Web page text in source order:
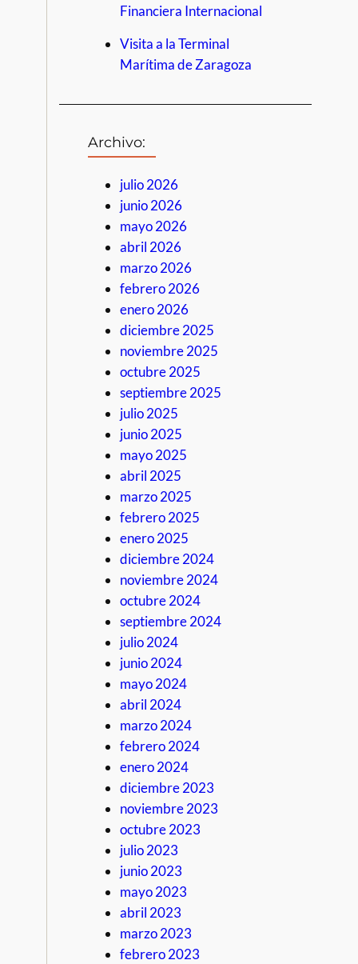
Financiera Internacional
Visita a la Terminal
Marítima de Zaragoza
Archivo:
julio 2026
junio 2026
mayo 2026
abril 2026
marzo 2026
febrero 2026
enero 2026
diciembre 2025
noviembre 2025
octubre 2025
septiembre 2025
julio 2025
junio 2025
mayo 2025
abril 2025
marzo 2025
febrero 2025
enero 2025
diciembre 2024
noviembre 2024
octubre 2024
septiembre 2024
julio 2024
junio 2024
mayo 2024
abril 2024
marzo 2024
febrero 2024
enero 2024
diciembre 2023
noviembre 2023
octubre 2023
julio 2023
junio 2023
mayo 2023
abril 2023
marzo 2023
febrero 2023